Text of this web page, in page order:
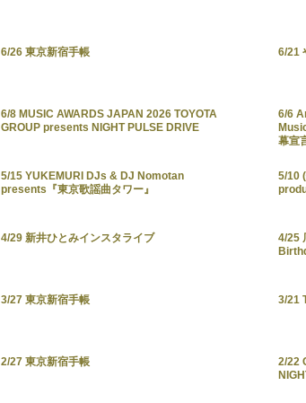
6/26 東京新宿手帳 6/21
6/8 MUSIC AWARDS JAPAN 2026 TOYOTA
GROUP presents NIGHT PULSE DRIVE
6/6
幕宣
5/15 YUKEMURI DJs & DJ Nomotan
presents『東京歌謡曲タワー』
5/10
4/29 新井ひとみインスタライブ
4/25
3/27 東京新宿手帳 3/21
2/27 東京新宿手帳
2/22